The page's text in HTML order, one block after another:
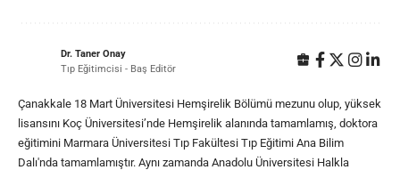
Dr. Taner Onay
Tıp Eğitimcisi - Baş Editör
Çanakkale 18 Mart Üniversitesi Hemşirelik Bölümü mezunu olup, yüksek
lisansını Koç Üniversitesi’nde Hemşirelik alanında tamamlamış, doktora
eğitimini Marmara Üniversitesi Tıp Fakültesi Tıp Eğitimi Ana Bilim
Dalı'nda tamamlamıştır. Aynı zamanda Anadolu Üniversitesi Halkla